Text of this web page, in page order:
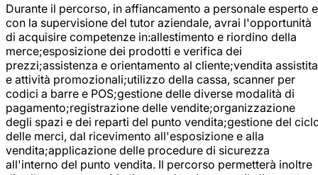
Durante il percorso, in affiancamento a personale esperto e
con la supervisione del tutor aziendale, avrai l'opportunità
di acquisire competenze in:allestimento e riordino della
merce;esposizione dei prodotti e verifica dei
prezzi;assistenza e orientamento al cliente;vendita assistita
e attività promozionali;utilizzo della cassa, scanner per
codici a barre e POS;gestione delle diverse modalità di
pagamento;registrazione delle vendite;organizzazione
degli spazi e dei reparti del punto vendita;gestione del
delle merci, dal ricevimento all'esposizione e alla
vendita;applicazione delle procedure di sicurezza
all'interno del punto vendita. Il percorso permetterà inoltre